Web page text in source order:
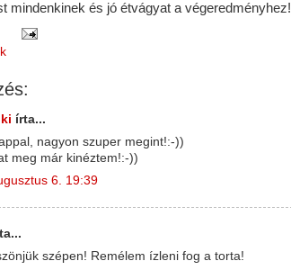
mindenkinek és jó étvágyat a végeredményhez!
írta...
nagyon szuper megint!:-))
meg már kinéztem!:-))
6. 19:39
szépen! Remélem ízleni fog a torta!